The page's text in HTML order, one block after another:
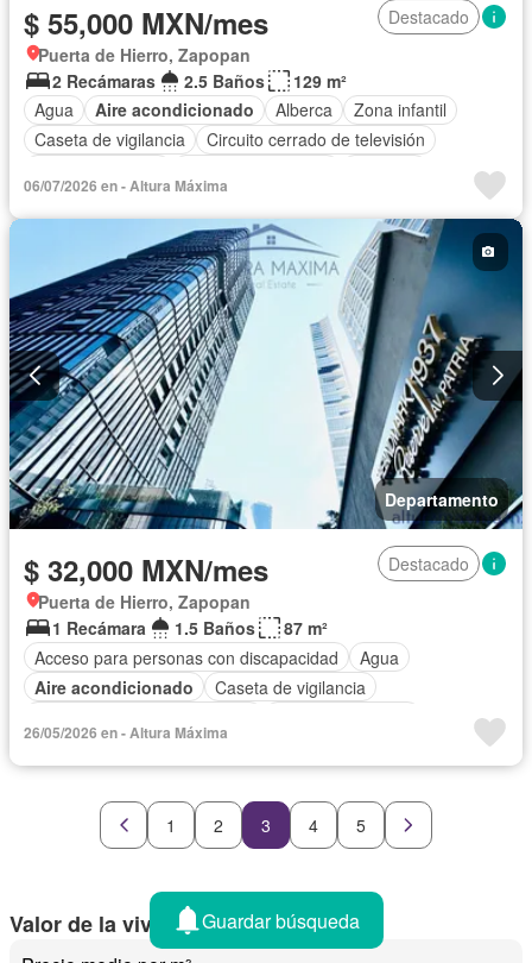
$ 55,000 MXN/mes
Destacado
Puerta de Hierro, Zapopan
2 Recámaras
2.5 Baños
129 m²
Agua
Aire acondicionado Alberca
Zona infantil
Caseta de vigilancia
Circuito cerrado de televisión
Estacionamiento
Gimnasio
Sin amueblar
06/07/2026 en - Altura Máxima
Departamento
$ 32,000 MXN/mes
Destacado
Puerta de Hierro, Zapopan
1 Recámara
1.5 Baños
87 m²
Acceso para personas con discapacidad
Agua
Aire acondicionado
Caseta de vigilancia
Elevador
Estacionamiento
Sala polivalente
Seguridad
Vista panorámica Sin amueblar
26/05/2026 en - Altura Máxima
1 2 3 4 5
Valor de la vivienda en Zapopan
Guardar búsqueda